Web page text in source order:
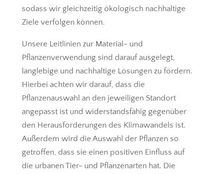
sodass wir gleichzeitig ökologisch nachhaltige
Ziele verfolgen können.
Unsere Leitlinien zur Material- und
Pflanzenverwendung sind darauf ausgelegt,
langlebige und nachhaltige Lösungen zu fördern.
Hierbei achten wir darauf, dass die
Pflanzenauswahl an den jeweiligen Standort
angepasst ist und widerstandsfähig gegenüber
den Herausforderungen des Klimawandels ist.
Außerdem wird die Auswahl der Pflanzen so
getroffen, dass sie einen positiven Einfluss auf
die urbanen Tier- und Pflanzenarten hat. Die